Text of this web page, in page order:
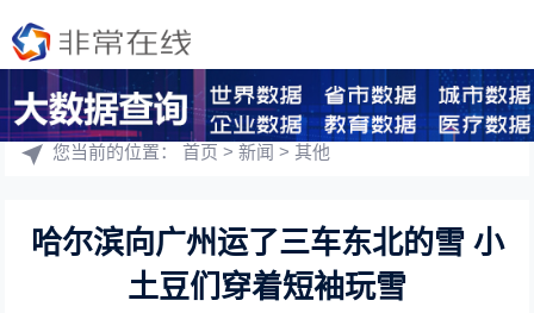
您当前的位置：首页 >新闻 >其他
哈尔滨向广州运了三车东北的雪 小
土豆们穿着短袖玩雪